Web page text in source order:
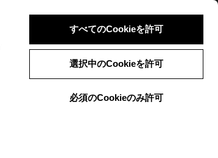
すべてのCookieを許可
選択中のCookieを許可
必須のCookieのみ許可
ログイン 検索 メニュー
メニュー